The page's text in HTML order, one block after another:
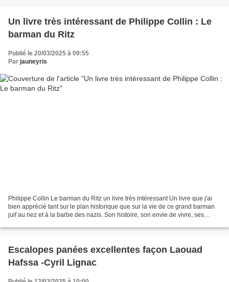
Un livre très intéressant de Philippe Collin : Le
barman du Ritz
Publié le 20/03/2025 à 09:55
Par jauneyris
Philippe Collin Le barman du Ritz un livre très intéressant Un livre que j'ai
bien apprécié tant sur le plan historique que sur la vie de ce grand barman
juif au nez et à la barbe des nazis. Son histoire, son envie de vivre, ses
Escalopes panées excellentes façon Laouad
Hafssa -Cyril Lignac